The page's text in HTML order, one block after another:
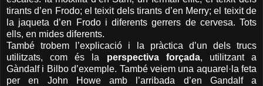
tirants d’en Frodo; el teixit dels tirants d’en Merry; el teixit de
la jaqueta d’en Frodo i diferents gerrers de cervesa. Tots
ells, en mides diferents.
També trobem l’explicació i la pràctica d’un dels trucs
utilitzats, com és la perspectiva forçada, utilitzant a
Gàndalf i Bilbo d’exemple. També veiem una aquarel·la feta
per en John Howe amb l’arribada d’en Gandalf a